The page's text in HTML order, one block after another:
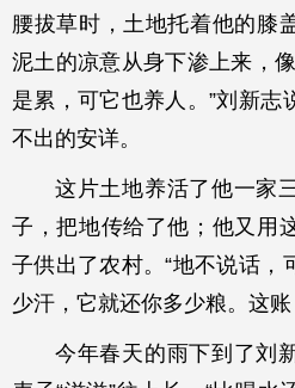
腰拔草时，土地托着他的膝
泥土的凉意从身下渗上来，
是累，可它也养人。”刘新志
不出的安详。
这片土地养活了他一家
子，把地传给了他；他又用
子供出了农村。“地不说话，
少汗，它就还你多少粮。这账
今年春天的雨下到了刘